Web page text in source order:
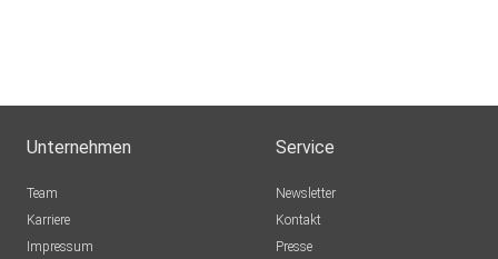
Unternehmen
Team
Karriere
Impressum
Service
Newsletter
Kontakt
Presse